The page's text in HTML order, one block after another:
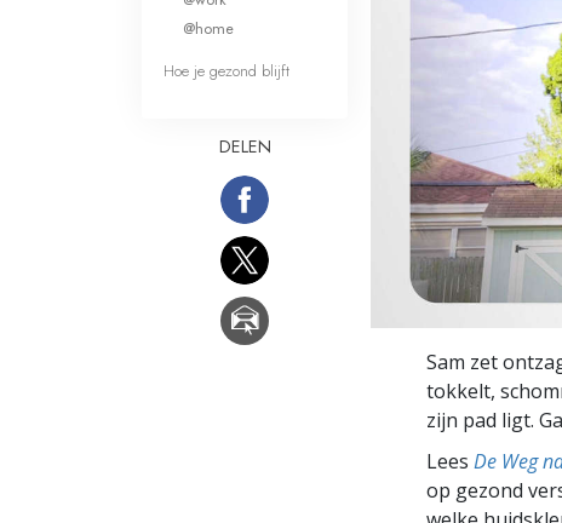
Wat is Grootheid?
Sam zet
tokkelt,
zijn pad ligt.
Lees De Weg
op gezond
@home
Hoe je gezond blijft
DELEN